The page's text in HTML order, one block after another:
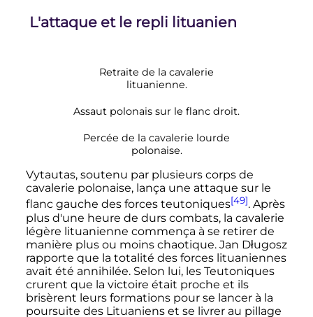
L'attaque et le repli lituanien
Retraite de la cavalerie
lituanienne.
Assaut polonais sur le flanc droit.
Percée de la cavalerie lourde
polonaise.
Vytautas, soutenu par plusieurs corps de
cavalerie polonaise, lança une attaque sur le
flanc gauche des forces teutoniques[49]. Après
plus d'une heure de durs combats, la cavalerie
légère lituanienne commença à se retirer de
manière plus ou moins chaotique. Jan Długosz
rapporte que la totalité des forces lituaniennes
avait été annihilée. Selon lui, les Teutoniques
crurent que la victoire était proche et ils
brisèrent leurs formations pour se lancer à la
poursuite des Lituaniens et se livrer au pillage